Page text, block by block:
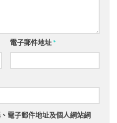
電子郵件地址*
電子郵件地址及個人網站網